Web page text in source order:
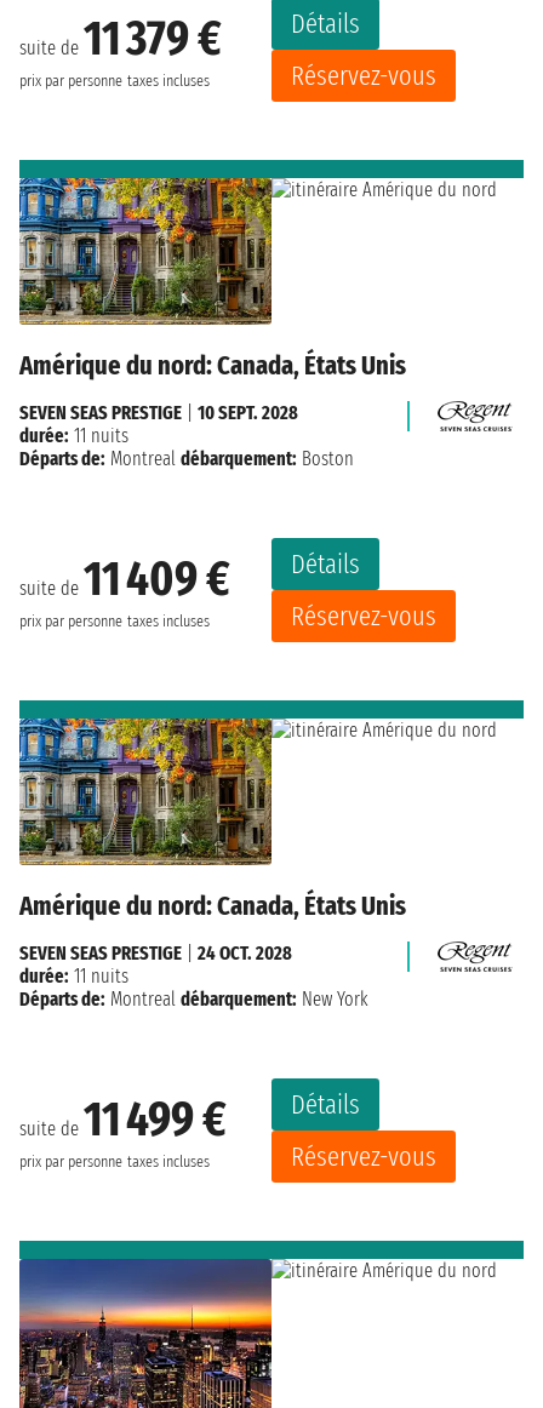
suite de 11 379 €
prix par personne taxes incluses
Détails
Réservez-vous
Amérique du nord: Canada, États Unis
suite de 11 409 €
prix par personne taxes incluses
Détails
Réservez-vous
SEVEN SEAS PRESTIGE
10 SEPT. 2028
durée: 11 nuits
Départs de: Montreal débarquement: Boston
Amérique du nord: Canada, États Unis
suite de 11 499 €
prix par personne taxes incluses
Détails
Réservez-vous
SEVEN SEAS PRESTIGE
24 OCT. 2028
durée: 11 nuits
Départs de: Montreal débarquement: New York